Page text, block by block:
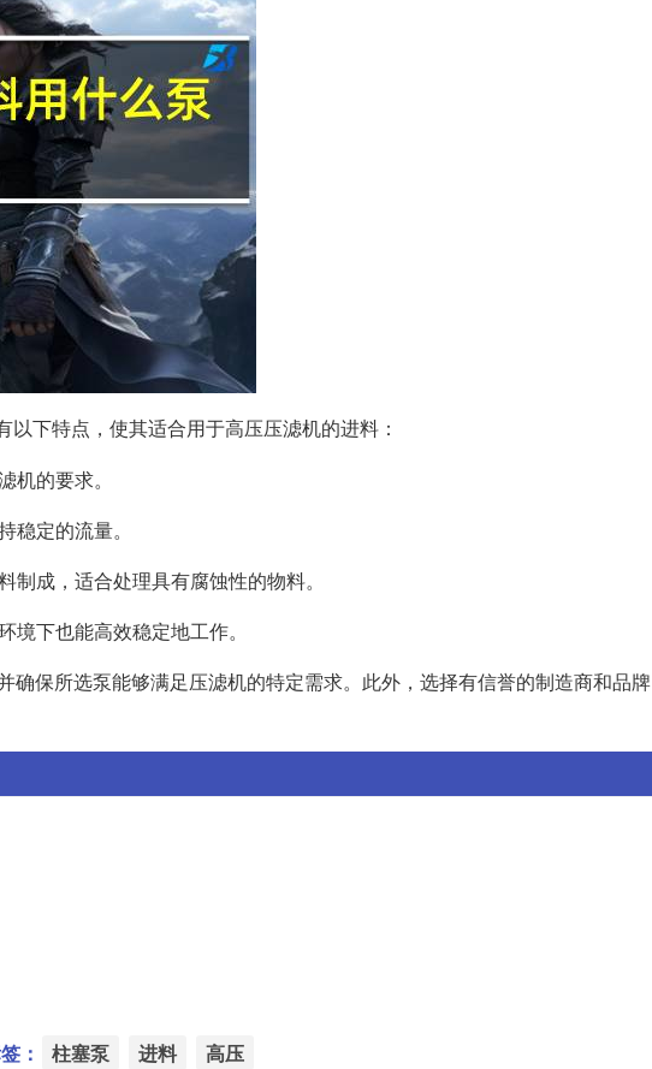
以下特点，使其适合用于高压压滤机的进料：
的要求。
定的流量。
成，适合处理具有腐蚀性的物料。
下也能高效稳定地工作。
保所选泵能够满足压滤机的特定需求。此外，选择有信誉的制造商和品牌
： 柱塞泵 进料 高压